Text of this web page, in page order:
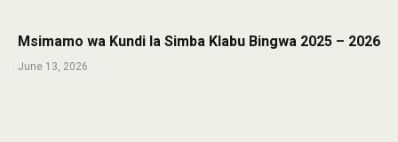
Msimamo wa Kundi la Simba Klabu Bingwa 2025 – 2026
June 13, 2026